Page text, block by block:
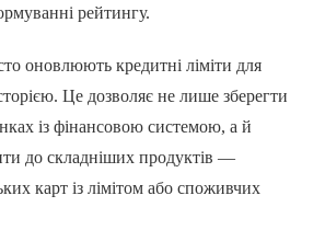
рейтингу.
оновлюють кредитні ліміти для
Це дозволяє не лише зберегти
із фінансовою системою, а й
до складніших продуктів —
карт із лімітом або споживчих